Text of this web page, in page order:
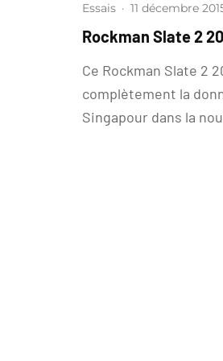
Essais · 11 décembre
Rockman Slate 2
Ce Rockman Slate 2
complètement la
Singapour dans la